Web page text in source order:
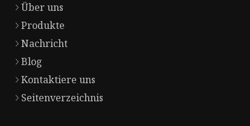
Über uns
Produkte
Nachricht
Blog
Kontaktiere uns
Seitenverzeichnis